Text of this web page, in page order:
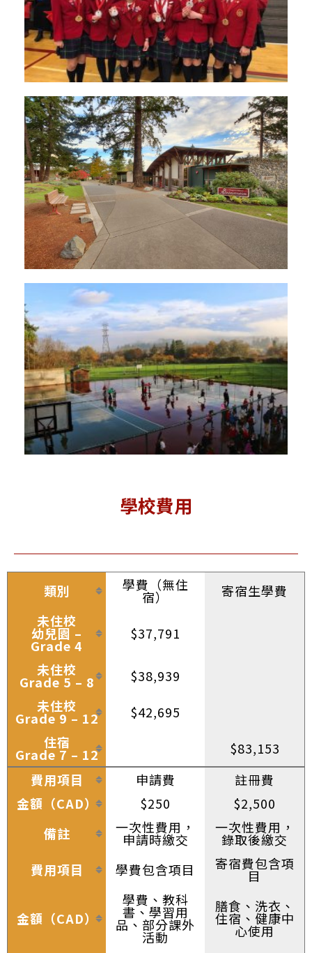
學校費用
類別 學費（無住
宿）
寄宿生學費
未住校
幼兒園 –
Grade 4
$37,791
未住校
Grade 5 – 8
$38,939
未住校
Grade 9 – 12
$42,695
住宿
Grade 7 – 12
$83,153
費用項目
申請費
註冊費
金額（CAD）
$250
$2,500
備註
一次性費用，
申請時繳交
一次性費用，
錄取後繳交
費用項目
學費包含項目 寄宿費包含項
目
金額（CAD）
學費、教科
書、學習用
品、部分課外
活動
膳食、洗衣、
住宿、健康中
心使用